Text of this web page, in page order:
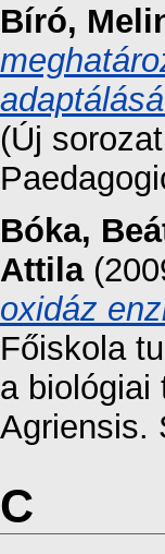
Bíró,
(Új
Bóka,
Attila
oxidáz
Főiskola
a biológiai
Agriensis.
C